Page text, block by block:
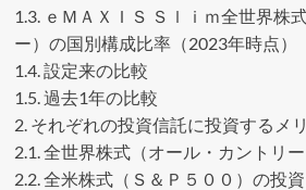
1.3. ｅＭＡＸＩＳ Ｓｌｉｍ全世界株
ー）の国別構成比率（2023年時点）
1.4. 設定来の比較
1.5. 過去1年の比較
2. それぞれの投資信託に投資するメ
2.1. 全世界株式（オール・カントリ
2.2. 全米株式（Ｓ＆Ｐ５００）の投